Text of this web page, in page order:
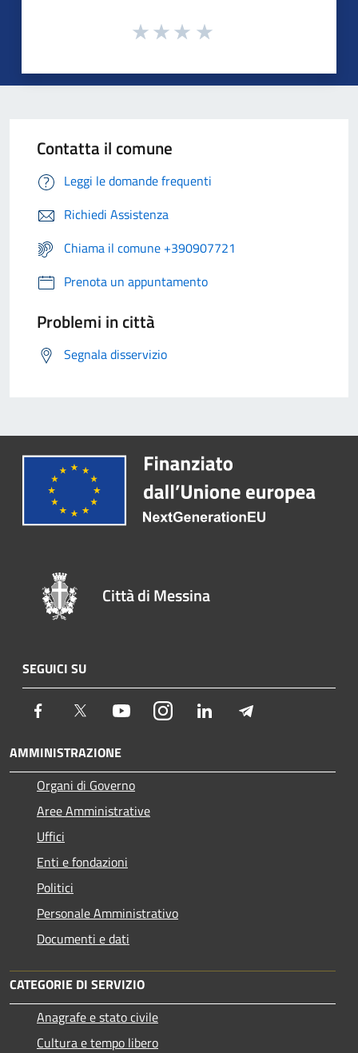
Contatta il comune
Leggi le domande frequenti
Richiedi Assistenza
Chiama il comune +390907721
Prenota un appuntamento
Problemi in città
Segnala disservizio
Città di Messina
SEGUICI SU
Facebook Twitter YoutubeInstagram LinkedIn
AMMINISTRAZIONE
Organi di Governo
Aree Amministrative
Uffici
Enti e fondazioni
Politici
Personale Amministrativo
Documenti e dati
CATEGORIE DI SERVIZIO
Anagrafe e stato civile
Cultura e tempo libero